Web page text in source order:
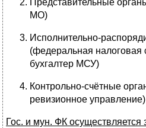
Представительные
МО)
Исполнительно-
(федеральная
бухгалтер МСУ)
Контрольно-счётные
ревизионное управление)
Гос. и мун. ФК осуществляется